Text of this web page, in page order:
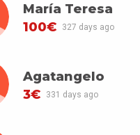
María Teresa
100€
327 days ago
Agatangelo
3€
331 days ago